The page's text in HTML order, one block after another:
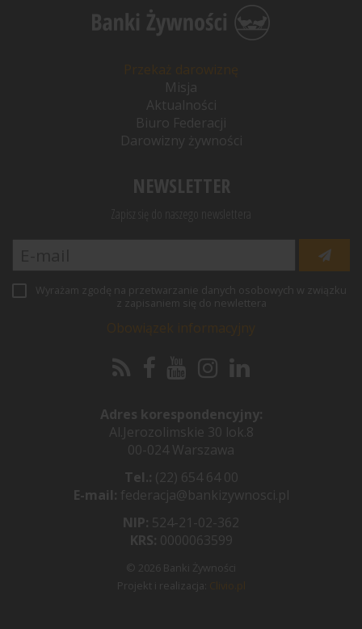
Misja
Aktualności
Biuro Federacji
Darowizny żywności
NEWSLETTER
Zapisz się do naszego newslettera
Wyrażam zgodę na przetwarzanie danych osobowych w związku
z zapisaniem się do newlettera
Adres korespondencyjny:
Al.Jerozolimskie 30 lok.8
00-024 Warszawa
Tel.: (22) 654 64 00
E-mail: federacja@bankizywnosci.pl
NIP: 524-21-02-362
KRS: 0000063599
© 2026 Banki Żywności
Projekt i realizacja: